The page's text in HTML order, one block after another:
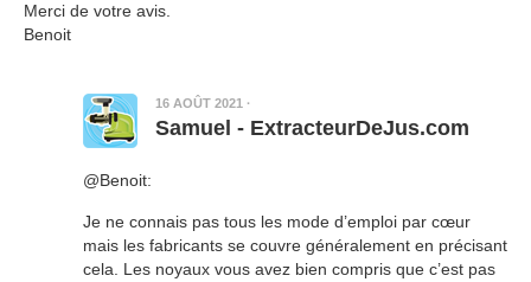
Merci de votre avis.
Benoit
16 AOÛT 2021 ·
Samuel - ExtracteurDeJus.com
@Benoit:
Je ne connais pas tous les mode d’emploi par cœur
mais les fabricants se couvre généralement en précisant
cela. Les noyaux vous avez bien compris que c’est pas